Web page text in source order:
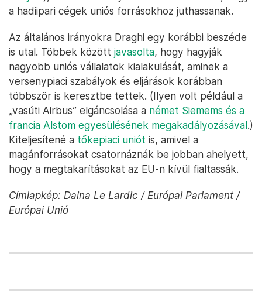
a hadiipari cégek uniós forrásokhoz juthassanak.
Az általános irányokra Draghi egy korábbi beszéde
is utal. Többek között javasolta, hogy hagyják
nagyobb uniós vállalatok kialakulását, aminek a
versenypiaci szabályok és eljárások korábban
többször is keresztbe tettek. (Ilyen volt például a
„vasúti Airbus” elgáncsolása a német Siemems és a
francia Alstom egyesülésének megakadályozásával.)
Kiteljesítené a tőkepiaci uniót is, amivel a
magánforrásokat csatornáznák be jobban ahelyett,
hogy a megtakarításokat az EU-n kívül fialtassák.
Címlapkép: Daina Le Lardic / Európai Parlament /
Európai Unió